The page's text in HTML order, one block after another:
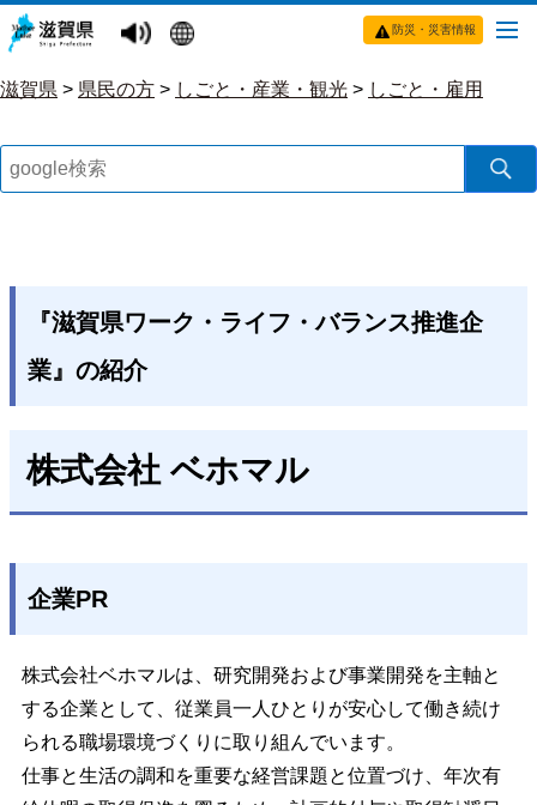
防災・災害情報
滋賀県 > 県民の方 > しごと・産業・観光 > しごと・雇用
『滋賀県ワーク・ライフ・バランス推進企
業』の紹介
株式会社 ベホマル
企業PR
株式会社ベホマルは、研究開発および事業開発を主軸と
する企業として、従業員一人ひとりが安心して働き続け
られる職場環境づくりに取り組んでいます。
仕事と生活の調和を重要な経営課題と位置づけ、年次有